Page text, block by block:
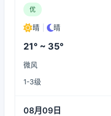
优
晴 晴
21° ~ 35°
微风
1-3级
08月09日